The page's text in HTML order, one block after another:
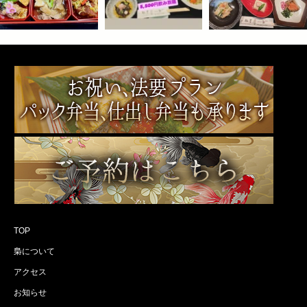
TOP
梟について
アクセス
お知らせ